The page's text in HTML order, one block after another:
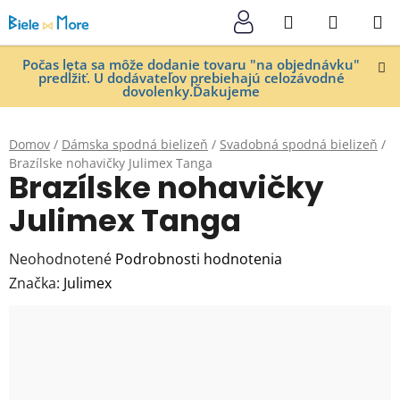
na
obsah
Počas leta sa môže dodanie tovaru "na objednávku"
predĺžiť. U dodávateľov prebiehajú celozávodné
dovolenky.Ďakujeme
Hľadať
KOŠÍK
Domov / Dámska spodná bielizeň / Svadobná spodná bielizeň /
Brazílske nohavičky Julimex Tanga
Brazílske nohavičky
Julimex Tanga
Priemerné
hodnotenie
Neohodnotené Podrobnosti hodnotenia
Značka: Julimex